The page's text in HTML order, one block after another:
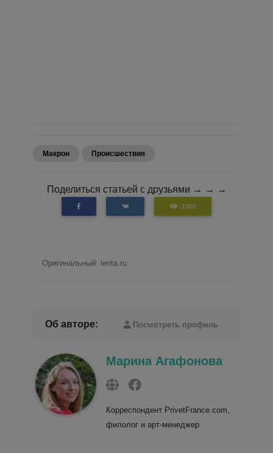
Макрон Происшествия
Поделиться статьей с друзьями → → →
1000
Оригинальный: lenta.ru
Об авторе: Посмотреть профиль
Марина Агафонова
Корреспондент PrivetFrance.com,
филолог и арт-менеджер